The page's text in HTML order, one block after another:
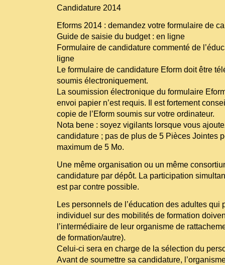
Candidature 2014
Eforms 2014 : demandez votre formulaire de
Guide de saisie du budget : en ligne
Formulaire de candidature commenté de
ligne
Le formulaire de candidature Eform doit être
soumis électroniquement.
La soumission électronique du formulaire
envoi papier n’est requis. Il est fortement
copie de l’Eform soumis sur votre ordinateur.
Nota bene : soyez vigilants lorsque vous
candidature ; pas de plus de 5 Pièces Jointes
maximum de 5 Mo.
Une même organisation ou un même
candidature par dépôt. La participation
est par contre possible.
Les personnels de l’éducation des adultes qui
individuel sur des mobilités de formation
l’intermédiaire de leur organisme de
de formation/autre).
Celui-ci sera en charge de la sélection du
Avant de soumettre sa candidature,